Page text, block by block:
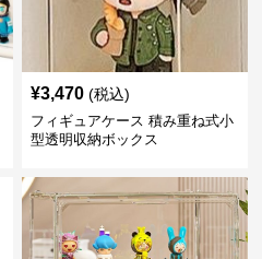
¥3,470 (税込)
フィギュアケース 積み重ね式小
型透明収納ボックス